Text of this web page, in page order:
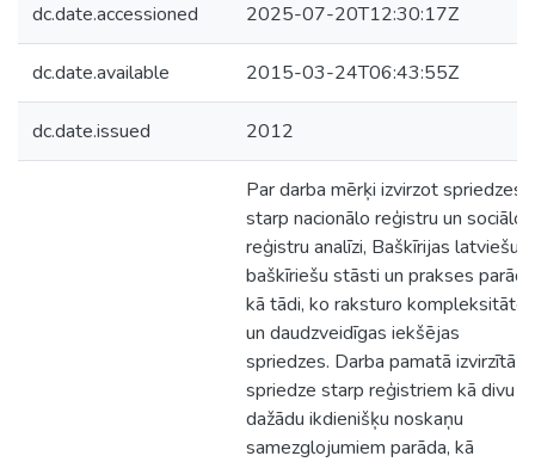
dc.date.accessioned 2025-07-20T12:30:17Z
dc.date.available 2015-03-24T06:43:55Z
dc.date.issued 2012
Par darba mērķi izvirzot spriedzes
starp nacionālo reģistru un sociālo
reģistru analīzi, Baškīrijas latviešu
baškīriešu stāsti un prakses
kā tādi, ko raksturo kompleksitāte
un daudzveidīgas iekšējas
spriedzes. Darba pamatā izvirzītā
spriedze starp reģistriem kā divu
dažādu ikdienišķu noskaņu
samezglojumiem parāda, kā